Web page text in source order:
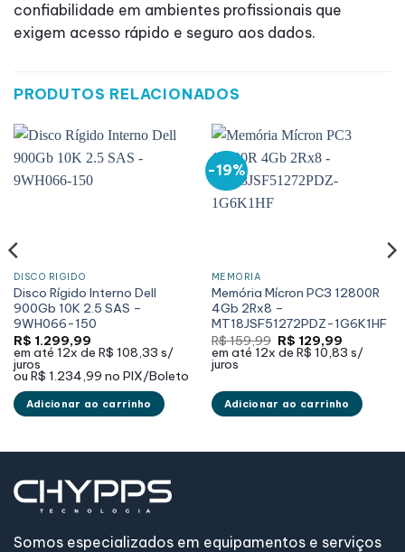
confiabilidade em ambientes profissionais que
exigem acesso rápido e seguro aos dados.
PRODUTOS RELACIONADOS
DISCO RÍGIDO
Disco Rígido Interno Dell
900Gb 10K 2.5 SAS –
9WH066-150
R$ 1.299,99
em até 12x de R$ 108,33 s/
juros
ou R$ 1.234,99 no PIX/Boleto
Adicionar ao carrinho
-19%
MEMÓRIA
Memória Mícron PC3 12800R
4Gb 2Rx8 –
MT18JSF51272PDZ-1G6K1HF
R$159,99 O
preço
original
R$ 129,99O
preço
atual
em até12x de R$ 10,83 s/
juros
Adicionar ao carrinho
Somos especializados em equipamentos e serviços